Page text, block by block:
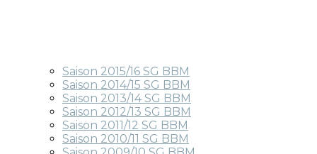
Saison 2015/16 SG BBM
Saison 2014/15 SG BBM
Saison 2013/14 SG BBM
Saison 2012/13 SG BBM
Saison 2011/12 SG BBM
Saison 2010/11 SG BBM